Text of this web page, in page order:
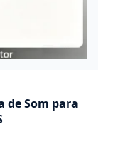
de Som para